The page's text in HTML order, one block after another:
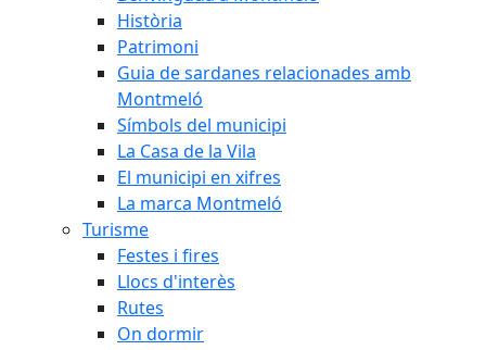
Història
Patrimoni
Guia de sardanes relacionades amb
Montmeló
Símbols del municipi
La Casa de la Vila
El municipi en xifres
La marca Montmeló
Turisme
Festes i fires
Llocs d'interès
Rutes
On dormir